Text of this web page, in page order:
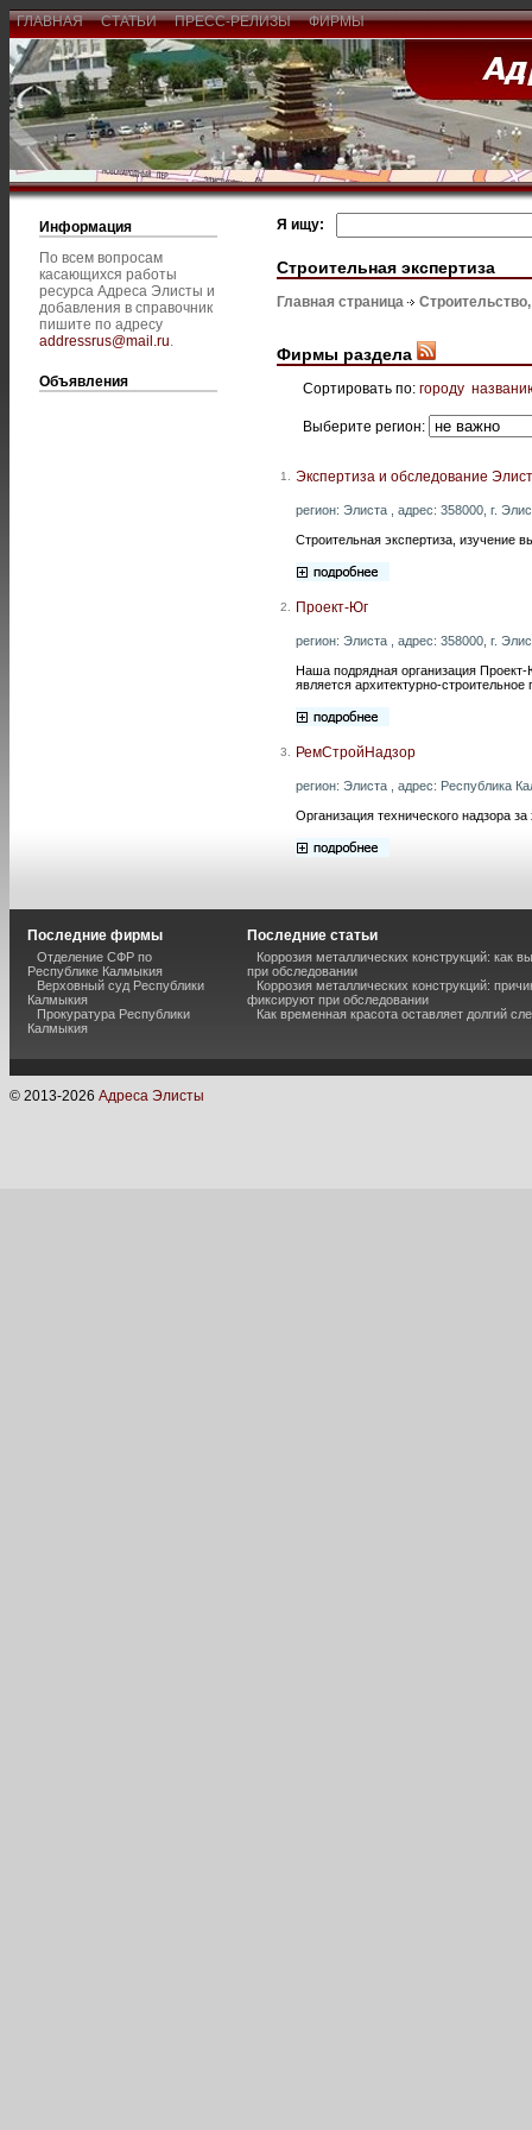
ГЛАВНАЯ СТАТЬИ ПРЕСС-РЕЛИЗЫ ФИРМЫ
Информация
По всем вопросам
касающихся работы
ресурса Адреса Элисты и
добавления в справочник
пишите по адресу
addressrus@mail.ru.
Объявления
Я ищу:
Строительная экспертиза
Главная страница
Фирмы раздела
Сортировать по: городу
Выберите регион:
1. Экспертиза и обследование
регион: Элиста , адрес: 358000, г.
Строительная экспертиза, изучение
2. Проект-Юг
регион: Элиста , адрес: 358000, г.
Наша подрядная организация
является архитектурно-строительное
3. РемСтройНадзор
регион: Элиста , адрес: Республика
Организация технического надзора
Последние фирмы
Отделение СФР по
Республике Калмыкия
Верховный суд Республики
Калмыкия
Прокуратура Республики
Калмыкия
Последние статьи
Коррозия металлических конструкций: как
при обследовании
Коррозия металлических конструкций:
фиксируют при обследовании
Как временная красота оставляет долгий
© 2013-2026 Адреса Элисты